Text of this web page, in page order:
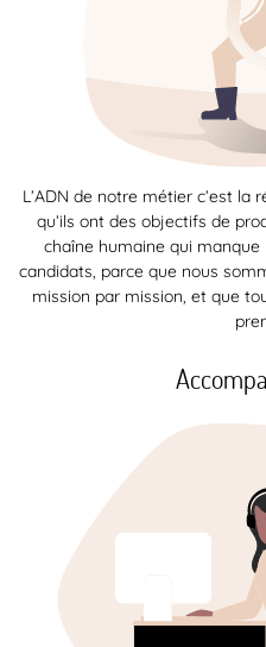
L’ADN de notre métier c’est la
qu’ils ont des objectifs de
chaîne humaine qui manque
candidats, parce que nous
mission par mission, et que